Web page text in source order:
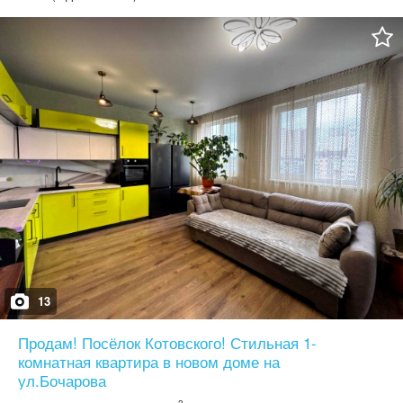
Комплекс расположен в пешей доступности от моря. Дом
кирпичный, газ. Возможна продажа по государственным
13
Продам! Посёлок Котовского! Стильная 1-
комнатная квартира в новом доме на
ул.Бочарова